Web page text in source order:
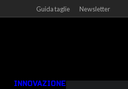
Guida taglie Newsletter
INNOVAZIONE